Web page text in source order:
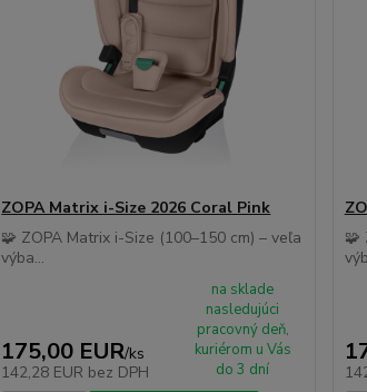
ZOPA Matrix i-Size 2026 Coral Pink
🧩 ZOPA Matrix i-Size (100–150 cm) – veľa
výba...
175,00 EUR/ks
142,28 EUR bez DPH
na sklade
nasledujúci
pracovný deň,
kuriérom u Vás
do 3 dní
🧩